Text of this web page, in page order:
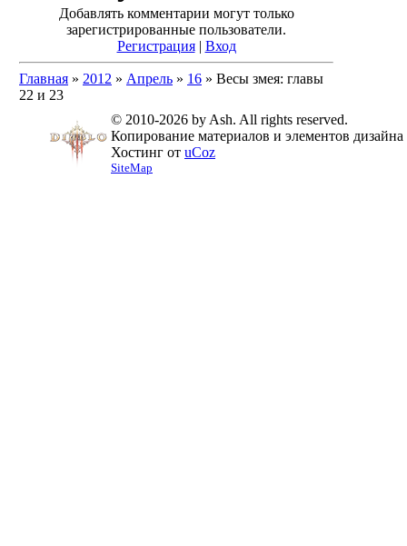
Добавлять комментарии могут только
зарегистрированные пользователи.
Регистрация| Вход
Главная » 2012 » Апрель » 16 » Весы змея: главы
22 и 23
© 2010-2026 by Ash. All rights reserved.
Копирование материалов и элементов
Хостинг от uCoz
SiteMap